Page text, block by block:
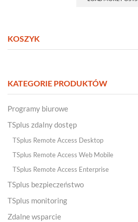
KOSZYK
KATEGORIE PRODUKTÓW
Programy biurowe
TSplus zdalny dostęp
TSplus Remote Access Desktop
TSplus Remote Access Web Mobile
TSplus Remote Access Enterprise
TSplus bezpieczeństwo
TSplus monitoring
Zdalne wsparcie